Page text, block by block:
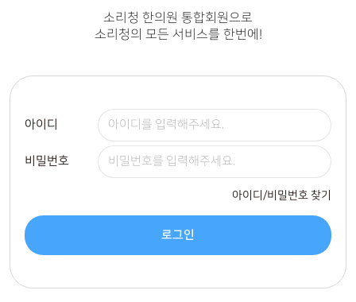
소리청 한의원 통합회원으로
소리청의 모든 서비스를 한번에!
아이디
비밀번호
아이디/비밀번호 찾기
로그인